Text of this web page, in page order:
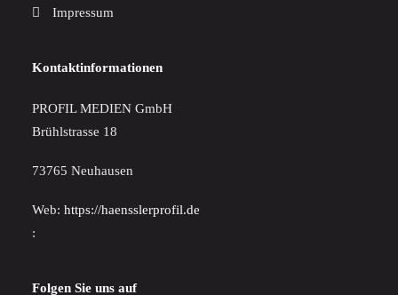
Impressum
Kontaktinformationen
PROFIL MEDIEN GmbH
Brühlstrasse 18
73765 Neuhausen
Web: https://haensslerprofil.de
:
Folgen Sie uns auf